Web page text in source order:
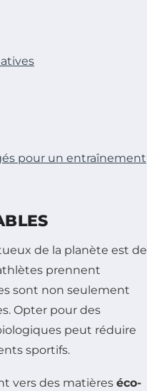
pour un entraînement
de la planète est de
prennent
sont non seulement
Opter pour des
peut réduire
sportifs.
vers des matières éco-